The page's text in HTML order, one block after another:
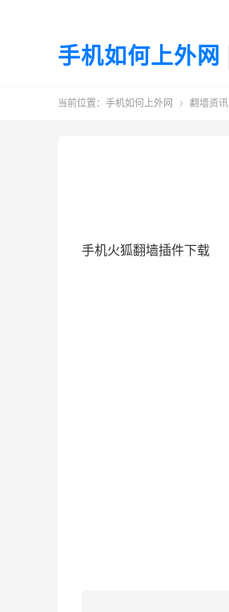
手机如何上外网
当前位置： 手机如何上外网  翻墙资讯
手机火狐翻墙插件下载